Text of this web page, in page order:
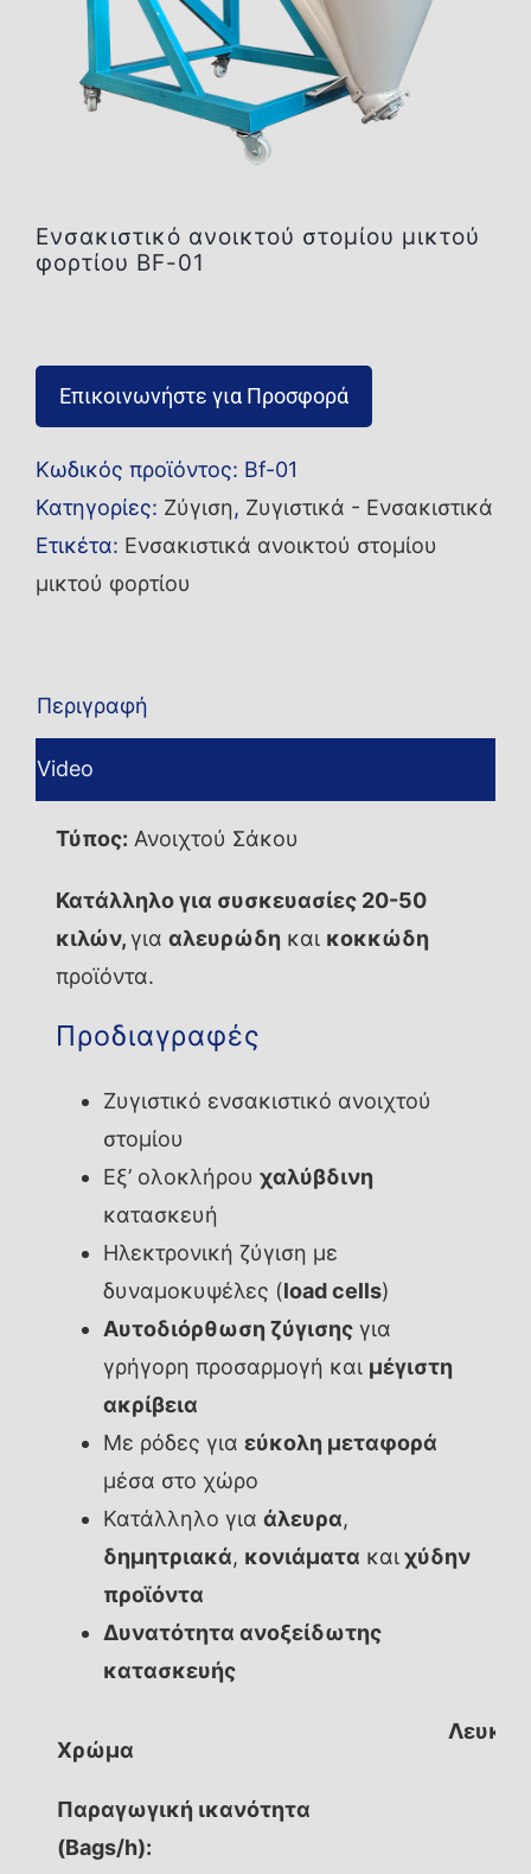
Επικοινωνία
Ενσακιστικό ανοικτού στομίου μικτού
φορτίου BF-01
Επικοινωνήστε για Προσφορά
Κωδικός προϊόντος: Βf-01
Κατηγορίες: Ζύγιση, Ζυγιστικά - Ενσακιστικά
Ετικέτα: Ενσακιστικά ανοικτού στομίου
μικτού φορτίου
Περιγραφή
Video
Τύπος: Ανοιχτού Σάκου
Κατάλληλο για συσκευασίες 20-50
κιλών,για αλευρώδη και κοκκώδη
προϊόντα.
Προδιαγραφές
Ζυγιστικό ενσακιστικό ανοιχτού
στομίου
Εξ’ ολοκλήρου χαλύβδινη
κατασκευή
Ηλεκτρονική ζύγιση με
δυναμοκυψέλες (load cells)
Αυτοδιόρθωση ζύγισηςγια
γρήγορη προσαρμογή και μέγιστη
ακρίβεια
Με ρόδες για εύκολη μεταφορά
μέσα στο χώρο
Κατάλληλο για άλευρα,
δημητριακά, κονιάματα καιχύδην
προϊόντα
Δυνατότητα ανοξείδωτης
κατασκευής
Χρώμα
Λευκό
Παραγωγική ικανότητα
(Bags/h):